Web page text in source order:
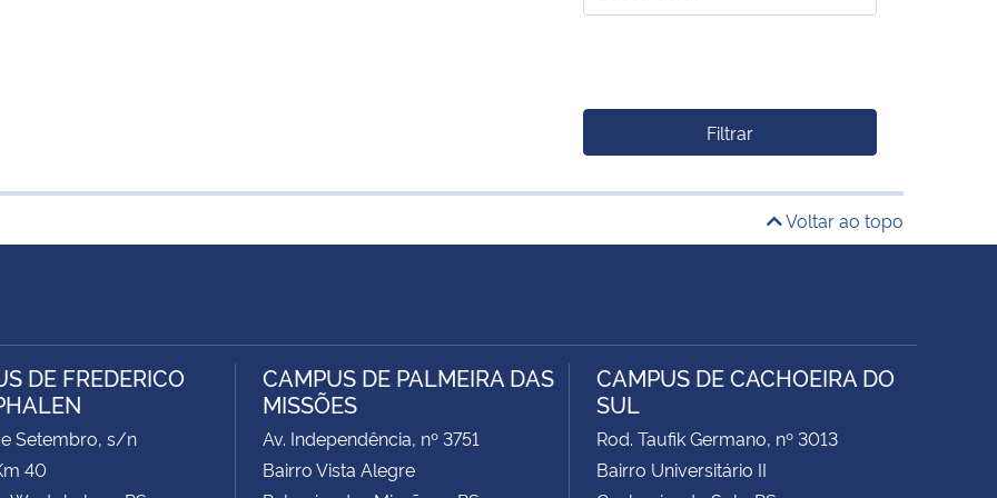
Filtrar
Voltar ao topo
DE FREDERICO
Setembro, s/n
40
CAMPUS DE PALMEIRA DAS
MISSÕES
Av. Independência, nº 3751
Bairro Vista Alegre
CAMPUS DE CACHOEIRA DO
SUL
Rod. Taufik Germano, nº 3013
Bairro Universitário II